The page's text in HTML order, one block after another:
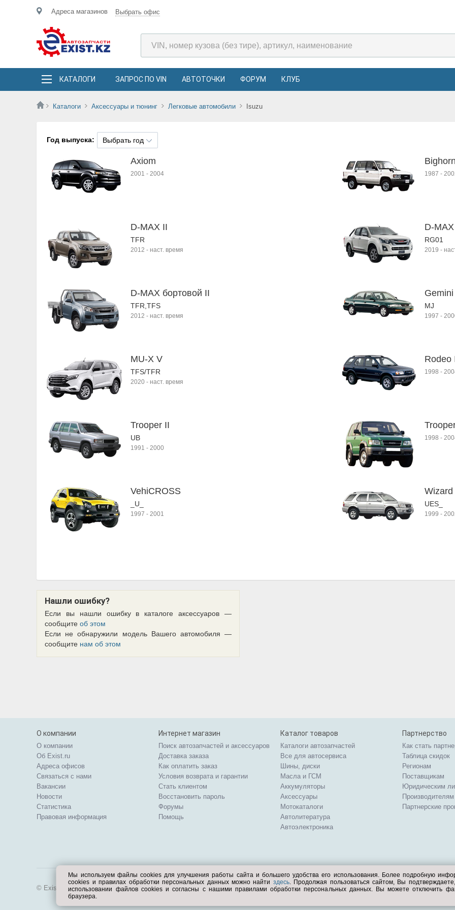
Адреса магазинов Выбрать офис
КАТАЛОГИ ЗАПРОС ПО VIN АВТОТОЧКИ ФОРУМ КЛУБ
Каталоги Аксессуары и тюнинг Легковые автомобили Isuzu
Год выпуска: Выбрать год
Axiom
2001 - 2004 1987 -
D-MAX II
TFR
2012 - наст. время
D-
RG01
2019 -
D-MAX бортовой II
TFR,TFS
2012 - наст. время
MJ
1997 -
MU-X V
TFS/TFR
2020 - наст. время
Rodeo
1998 -
Trooper II
UB
1991 - 2000
1998 -
VehiCROSS
_U_
1997 - 2001
Wizard
UES_
1999 -
Нашли ошибку?
Если вы нашли ошибку в каталоге аксессуаров —
сообщите об этом
Если не обнаружили модель Вашего автомобиля —
сообщите нам об этом
О компании
О компании
Об Exist.ru
Адреса офисов
Связаться с нами
Вакансии
Новости
Статистика
Правовая информация
Интернет магазин
Поиск автозапчастей и аксессуаров
Доставка заказа
Как оплатить заказ
Условия возврата и гарантии
Стать клиентом
Восстановить пароль
Форумы
Помощь
Каталог товаров
Каталоги автозапчастей
Все для автосервиса
Шины, диски
Масла и ГСМ
Аккумуляторы
Аксессуары
Мотокаталоги
Автолитература
Автоэлектроника
Партнерство
Как стать
Таблица скидок
Регионам
Поставщикам
Юридическим
Производителям
Партнерские
© Exist.ru 1998—2026
Мы используем файлы cookies для улучшения работы сайта и большего удобства его использования. Более подробную
cookies и правилах обработки персональных данных можно найти здесь. Продолжая пользоваться сайтом, Вы
использовании файлов cookies и согласны с нашими правилами обработки персональных данных. Вы можете отключить
браузера.